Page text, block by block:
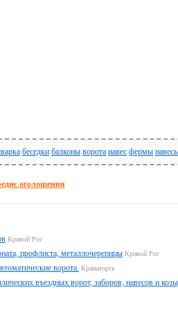
беседки балконы ворота навес фермы
оголошення
Кривой Рог
профлиста, металлочерепицы Кривой Рог
ворота. Краматорск
въездных ворот, заборов, навесов и